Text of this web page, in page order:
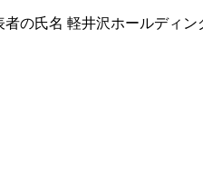
の氏名 軽井沢ホールディン